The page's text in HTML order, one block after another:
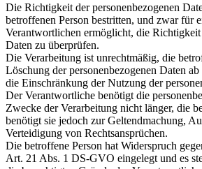
Die Richtigkeit der personenbezogenen
betroffenen Person bestritten, und zwar für
Verantwortlichen ermöglicht, die Richtigkeit
Daten zu überprüfen.
Die Verarbeitung ist unrechtmäßig, die
Löschung der personenbezogenen Daten
die Einschränkung der Nutzung der
Der Verantwortliche benötigt die
Zwecke der Verarbeitung nicht länger, die
benötigt sie jedoch zur Geltendmachung,
Verteidigung von Rechtsansprüchen.
Die betroffene Person hat Widerspruch
Art. 21 Abs. 1 DS-GVO eingelegt und es